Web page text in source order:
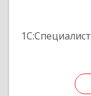
1С:Специалист